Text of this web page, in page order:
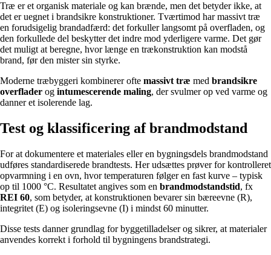
Træ er et organisk materiale og kan brænde, men det betyder ikke, at
det er uegnet i brandsikre konstruktioner. Tværtimod har massivt træ
en forudsigelig brandadfærd: det forkuller langsomt på overfladen, og
den forkullede del beskytter det indre mod yderligere varme. Det gør
det muligt at beregne, hvor længe en trækonstruktion kan modstå
brand, før den mister sin styrke.
Moderne træbyggeri kombinerer ofte massivt træ med brandsikre
overflader og intumescerende maling, der svulmer op ved varme og
danner et isolerende lag.
Test og klassificering af brandmodstand
For at dokumentere et materiales eller en bygningsdels brandmodstand
udføres standardiserede brandtests. Her udsættes prøver for kontrolleret
opvarmning i en ovn, hvor temperaturen følger en fast kurve – typisk
op til 1000 °C. Resultatet angives som en brandmodstandstid, fx
REI 60, som betyder, at konstruktionen bevarer sin bæreevne (R),
integritet (E) og isoleringsevne (I) i mindst 60 minutter.
Disse tests danner grundlag for byggetilladelser og sikrer, at materialer
anvendes korrekt i forhold til bygningens brandstrategi.